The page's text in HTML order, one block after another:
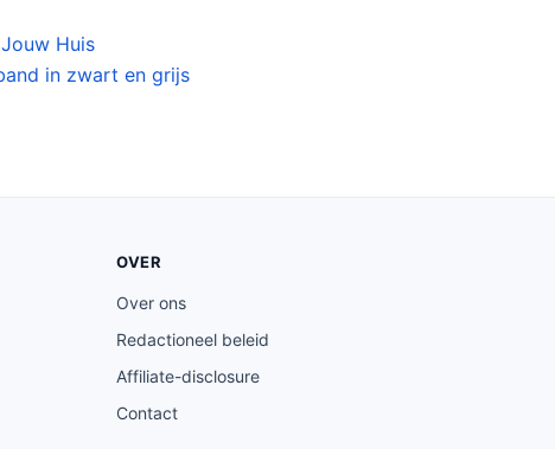
Huis
in zwart en grijs
OVER
Over ons
Redactioneel beleid
Affiliate-disclosure
Contact